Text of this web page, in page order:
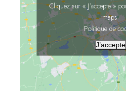
Cliquez sur « J’accepte »
maps
Politique de
J’accepte